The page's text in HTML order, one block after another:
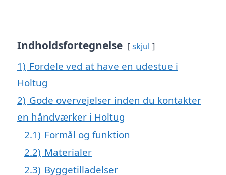
Indholdsfortegnelse skjul
1) Fordele ved at have en udestue i
Holtug
2) Gode overvejelser inden du kontakter
en håndværker i Holtug
2.1) Formål og funktion
2.2) Materialer
2.3) Byggetilladelser